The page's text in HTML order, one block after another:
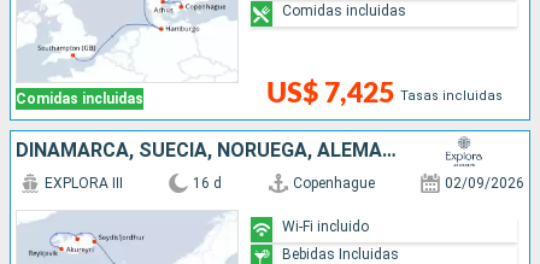
Comidas incluidas US$ 7,425 Tasas incluidas
Comidas incluidas
DINAMARCA, SUECIA, NORUEGA, ALEMANIA, IRLANDA, REINO UNIDO, ISLANDIA
EXPLORA III 16 d Copenhague 02/09/2026
Wi-Fi incluido
Bebidas Incluidas